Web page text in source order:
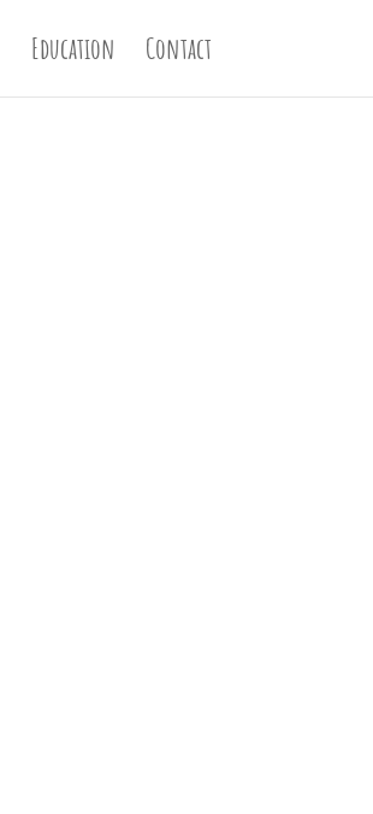
Education Contact